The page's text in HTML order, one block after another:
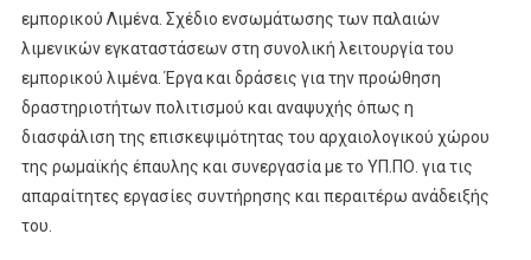
εμπορικού Λιμένα. Σχέδιο ενσωμάτωσης των παλαιών
λιμενικών εγκαταστάσεων στη συνολική λειτουργία του
εμπορικού λιμένα. Έργα και δράσεις για την προώθηση
δραστηριοτήτων πολιτισμού και αναψυχής όπως η
διασφάλιση της επισκεψιμότητας του αρχαιολογικού χώρου
της ρωμαϊκής έπαυλης και συνεργασία με το ΥΠ.ΠΟ. για τις
απαραίτητες εργασίες συντήρησης και περαιτέρω ανάδειξής
του.